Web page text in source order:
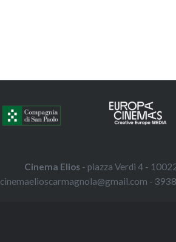
Cinema Elios- piazza Verdi 4 -
cinemaelioscarmagnola@gmail.com -